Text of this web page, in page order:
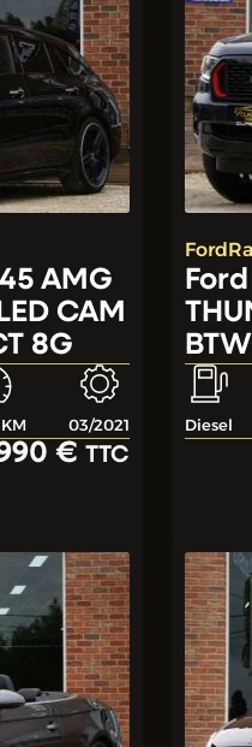
AMG
CAM
8G
03/2021
€TTC
Ford
Diesel